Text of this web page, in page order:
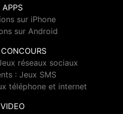
APPS
sur iPhone
sur Android
réseaux sociaux
: Jeux SMS
téléphone et internet
VIDEO